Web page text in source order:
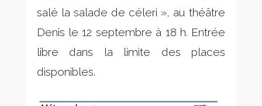
salé la salade de céleri », au théâtre
Denis le 12 septembre à 18 h. Entrée
libre dans la limite des places
disponibles.